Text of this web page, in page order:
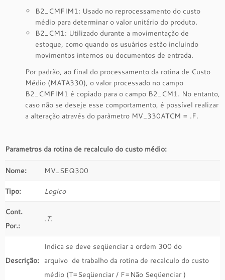
B2_CMFIM1: Usado no reprocessamento do custo
médio para determinar o valor unitário do produto.
B2_CM1: Utilizado durante a movimentação de
estoque, como quando os usuários estão incluindo
movimentos internos ou documentos de entrada.
Por padrão, ao final do processamento da rotina de Custo
Médio (MATA330), o valor processado no campo
B2_CMFIM1 é copiado para o campo B2_CM1. No entanto,
caso não se deseje esse comportamento, é possível realizar
a alteração através do parâmetro MV_330ATCM = .F.
Parametros da rotina de recalculo do custo médio:
Nome: MV_SEQ300
Tipo: Logico
Cont.
Por.:
.T.
Descrição:
Indica se deve seqüenciar a ordem 300 do
arquivo de trabalho da rotina de recalculo do custo
médio (T=Seqüenciar / F=Não Seqüenciar )